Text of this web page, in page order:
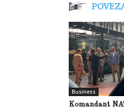
Business
Komandant